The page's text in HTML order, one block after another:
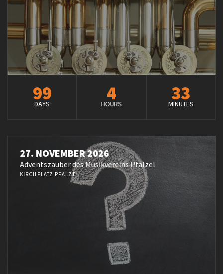
99
DAYS 4
HOURS 33
MINUTES
27. NOVEMBER 2026
Adventszauber des Musikvereins Pfalzel
KIRCHPLATZ PFALZEL